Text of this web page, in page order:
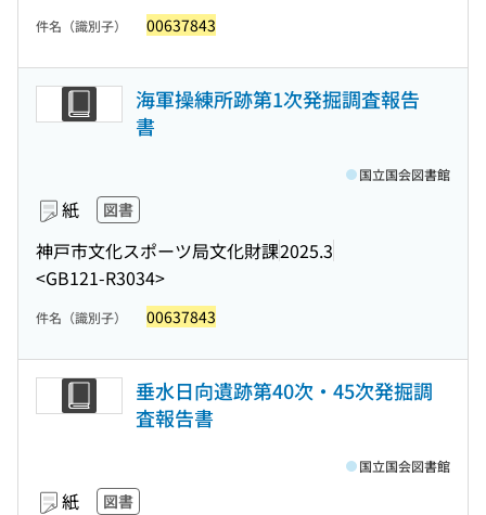
件名（識別子） 00637843
海軍操練所跡第1次発掘調査報告
書
紙 図書
神戸市文化スポーツ局文化財課2025.3
<GB121-R3034>
国立国会図書館
件名（識別子） 00637843
垂水日向遺跡第40次・45次発掘調
査報告書
紙 図書
国立国会図書館